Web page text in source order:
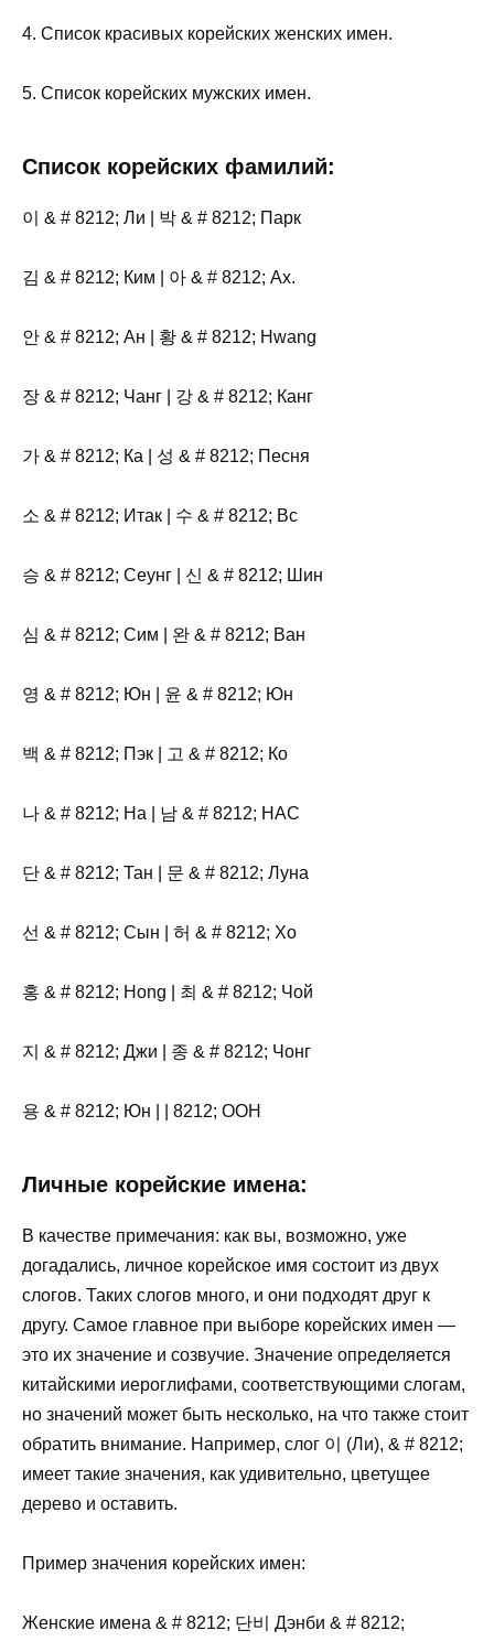
4. Список красивых корейских женских имен.
5. Список корейских мужских имен.
Список корейских фамилий:
이 & # 8212; Ли | 박 & # 8212; Парк
김 & # 8212; Ким | 아 & # 8212; Ах.
안 & # 8212; Ан | 황 & # 8212; Hwang
장 & # 8212; Чанг | 강 & # 8212; Канг
가 & # 8212; Ка | 성 & # 8212; Песня
소 & # 8212; Итак | 수 & # 8212; Вс
승 & # 8212; Сеунг | 신 & # 8212; Шин
심 & # 8212; Сим | 완 & # 8212; Ван
영 & # 8212; Юн | 윤 & # 8212; Юн
백 & # 8212; Пэк | 고 & # 8212; Ко
나 & # 8212; На | 남 & # 8212; НАС
단 & # 8212; Тан | 문 & # 8212; Луна
선 & # 8212; Сын | 허 & # 8212; Хо
홍 & # 8212; Hong | 최 & # 8212; Чой
지 & # 8212; Джи | 종 & # 8212; Чонг
용 & # 8212; Юн | | 8212; ООН
Личные корейские имена:
В качестве примечания: как вы, возможно, уже
догадались, личное корейское имя состоит из двух
слогов. Таких слогов много, и они подходят друг к
другу. Самое главное при выборе корейских имен —
это их значение и созвучие. Значение определяется
китайскими иероглифами, соответствующими слогам,
но значений может быть несколько, на что также стоит
обратить внимание. Например, слог 이 (Ли), & # 8212;
имеет такие значения, как удивительно, цветущее
дерево и оставить.
Пример значения корейских имен:
Женские имена & # 8212; 단비 Дэнби ​​& # 8212;